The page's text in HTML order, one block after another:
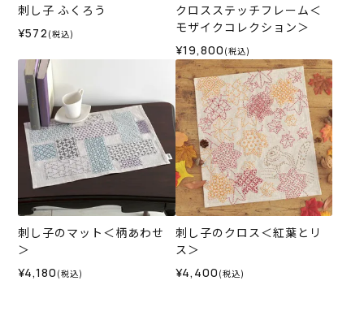
刺し子 ふくろう
¥572 (税込)
クロスステッチフレーム＜
モザイクコレクション＞
¥19,800 (税込)
刺し子のマット＜柄あわせ
＞
¥4,180 (税込)
刺し子のクロス＜紅葉とリ
ス＞
¥4,400 (税込)